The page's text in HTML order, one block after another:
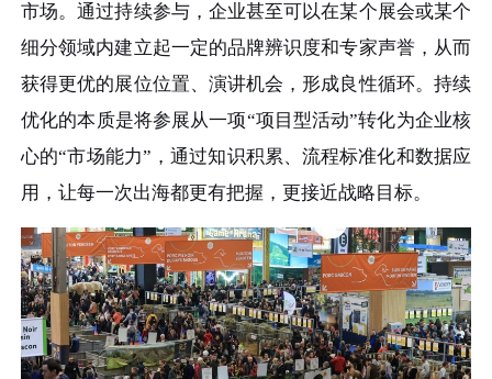
市场。通过持续参与，企业甚至可以在某个展会或某个
细分领域内建立起一定的品牌辨识度和专家声誉，从而
获得更优的展位位置、演讲机会，形成良性循环。持续
优化的本质是将参展从一项“项目型活动”转化为企业核
心的“市场能力”，通过知识积累、流程标准化和数据应
用，让每一次出海都更有把握，更接近战略目标。